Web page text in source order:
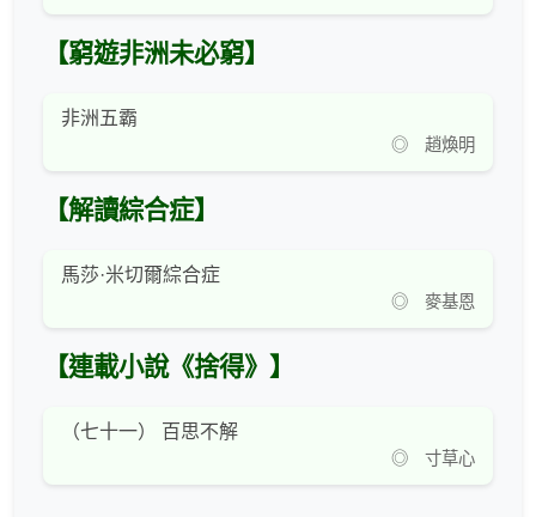
【窮遊非洲未必窮】
非洲五霸
◎ 趙煥明
【解讀綜合症】
馬莎·米切爾綜合症
◎ 麥基恩
【連載小說《捨得》】
（七十一） 百思不解
◎ 寸草心